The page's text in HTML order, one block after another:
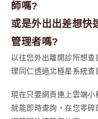
所
的
動
祕
書
量
師嗎?
或是外出出差想快
管理者嗎?
以往您外出離開診所想
理同仁透過北極星系統查
現在只要網頁連上雲端
就能即時查詢，在您零